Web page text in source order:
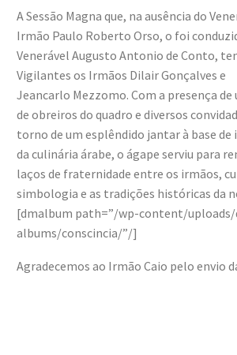
A Sessão Magna que, na ausência do
Irmão Paulo Roberto Orso, o foi
Venerável Augusto Antonio de Conto,
Vigilantes os Irmãos Dilair Gonçalves e
Jeancarlo Mezzomo. Com a presença
de obreiros do quadro e diversos
torno de um esplêndido jantar à base de
da culinária árabe, o ágape serviu para
laços de fraternidade entre os irmãos,
simbologia e as tradições históricas da
[dmalbum path=”/wp-content/
albums/conscincia/”/]
Agradecemos ao Irmão Caio pelo envio